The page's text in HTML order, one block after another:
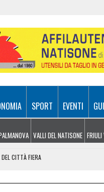
SPORT EVENTI
VALLI DEL NATISONE FRIULI
CITTÀ FIERA